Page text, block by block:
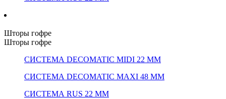
Шторы гофре
Шторы гофре
СИСТЕМА DECOMATIC MIDI 22 ММ
СИСТЕМА DECOMATIC MAXI 48 ММ
СИСТЕМА RUS 22 ММ